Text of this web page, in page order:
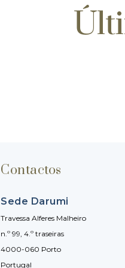
Contactos
Sede Darumi
Travessa Alferes Malheiro
n.º 99, 4.º traseiras
4000-060 Porto
Portugal